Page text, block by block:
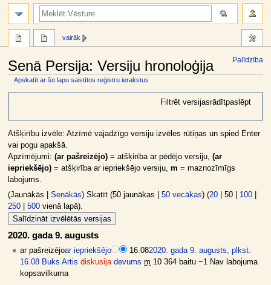
Palīdzība
Senā Persija: Versiju hronoloģija
Apskatīt ar šo lapu saistītos reģistru ierakstus
navigation
search
Filtrēt versijasrādītpaslēpt
Atšķirību izvēle: Atzīmē vajadzīgo versiju izvēles rūtiņas un spied Enter
vai pogu apakšā.
Apzīmējumi: (ar pašreizējo)= atšķirība ar pēdējo versiju, (ar
iepriekšējo)= atšķirība ar iepriekšējo versiju, m = maznozīmīgs
labojums.
(Jaunākās Senākās) Skatīt (50 jaunākas 50 vecākas) (20| 50| 100|
250| 500vienā lapā).
2020. gada 9. augusts
ar pašreizējoar iepriekšējo 16.082020. gada 9. augusts, plkst.
16.08 Buks Artis diskusija devums m 10 364 baitu −1 Nav labojuma
kopsavilkuma
vairāk
meklēt